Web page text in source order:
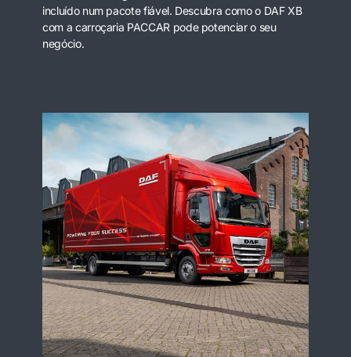
incluído num pacote fiável. Descubra como o DAF XB
com a carroçaria PACCAR pode potenciar o seu
negócio.